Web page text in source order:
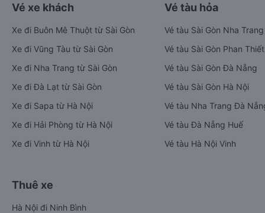
Vé xe khách
Xe đi Buôn Mê Thuột từ Sài Gòn
Xe đi Vũng Tàu từ Sài Gòn
Xe đi Nha Trang từ Sài Gòn
Xe đi Đà Lạt từ Sài Gòn
Xe đi Sapa từ Hà Nội
Xe đi Hải Phòng từ Hà Nội
Xe đi Vinh từ Hà Nội
Vé tàu hỏa
Vé tàu Sài Gòn Nha Trang
Vé tàu Sài Gòn Phan Thiết
Vé tàu Sài Gòn Đà Nẵng
Vé tàu Sài Gòn Hà Nội
Vé tàu Nha Trang Đà
Vé tàu Đà Nẵng Huế
Vé tàu Hà Nội Vinh
Thuê xe
Hà Nội đi Ninh Bình